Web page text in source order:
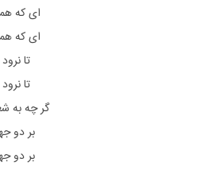
ای که
ای که
تا
تا
گر چه به
بر دو
بر دو